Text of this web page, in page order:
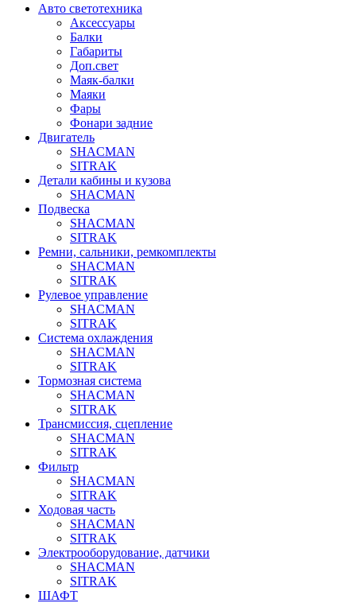
Авто светотехника
Аксессуары
Балки
Габариты
Доп.свет
Маяк-балки
Маяки
Фары
Фонари задние
Двигатель
SHACMAN
SITRAK
Детали кабины и кузова
SHACMAN
Подвеска
SHACMAN
SITRAK
Ремни, сальники, ремкомплекты
SHACMAN
SITRAK
Рулевое управление
SHACMAN
SITRAK
Система охлаждения
SHACMAN
SITRAK
Тормозная система
SHACMAN
SITRAK
Трансмиссия, сцепление
SHACMAN
SITRAK
Фильтр
SHACMAN
SITRAK
Ходовая часть
SHACMAN
SITRAK
Электрооборудование, датчики
SHACMAN
SITRAK
ШАФТ